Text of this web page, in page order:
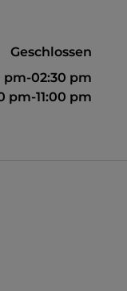
Geschlossen
pm-02:30 pm
pm-11:00 pm